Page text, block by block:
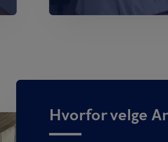
Hvorfor velge